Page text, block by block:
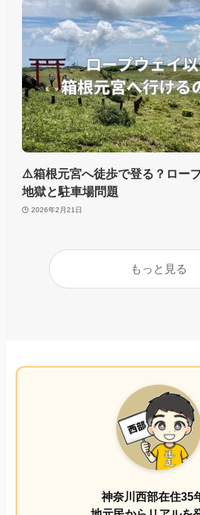
⚠️箱根元宮へ徒歩で登る？ロー
地獄と駐車場問題
2026年2月21日
もっと見る
神奈川西部在住35